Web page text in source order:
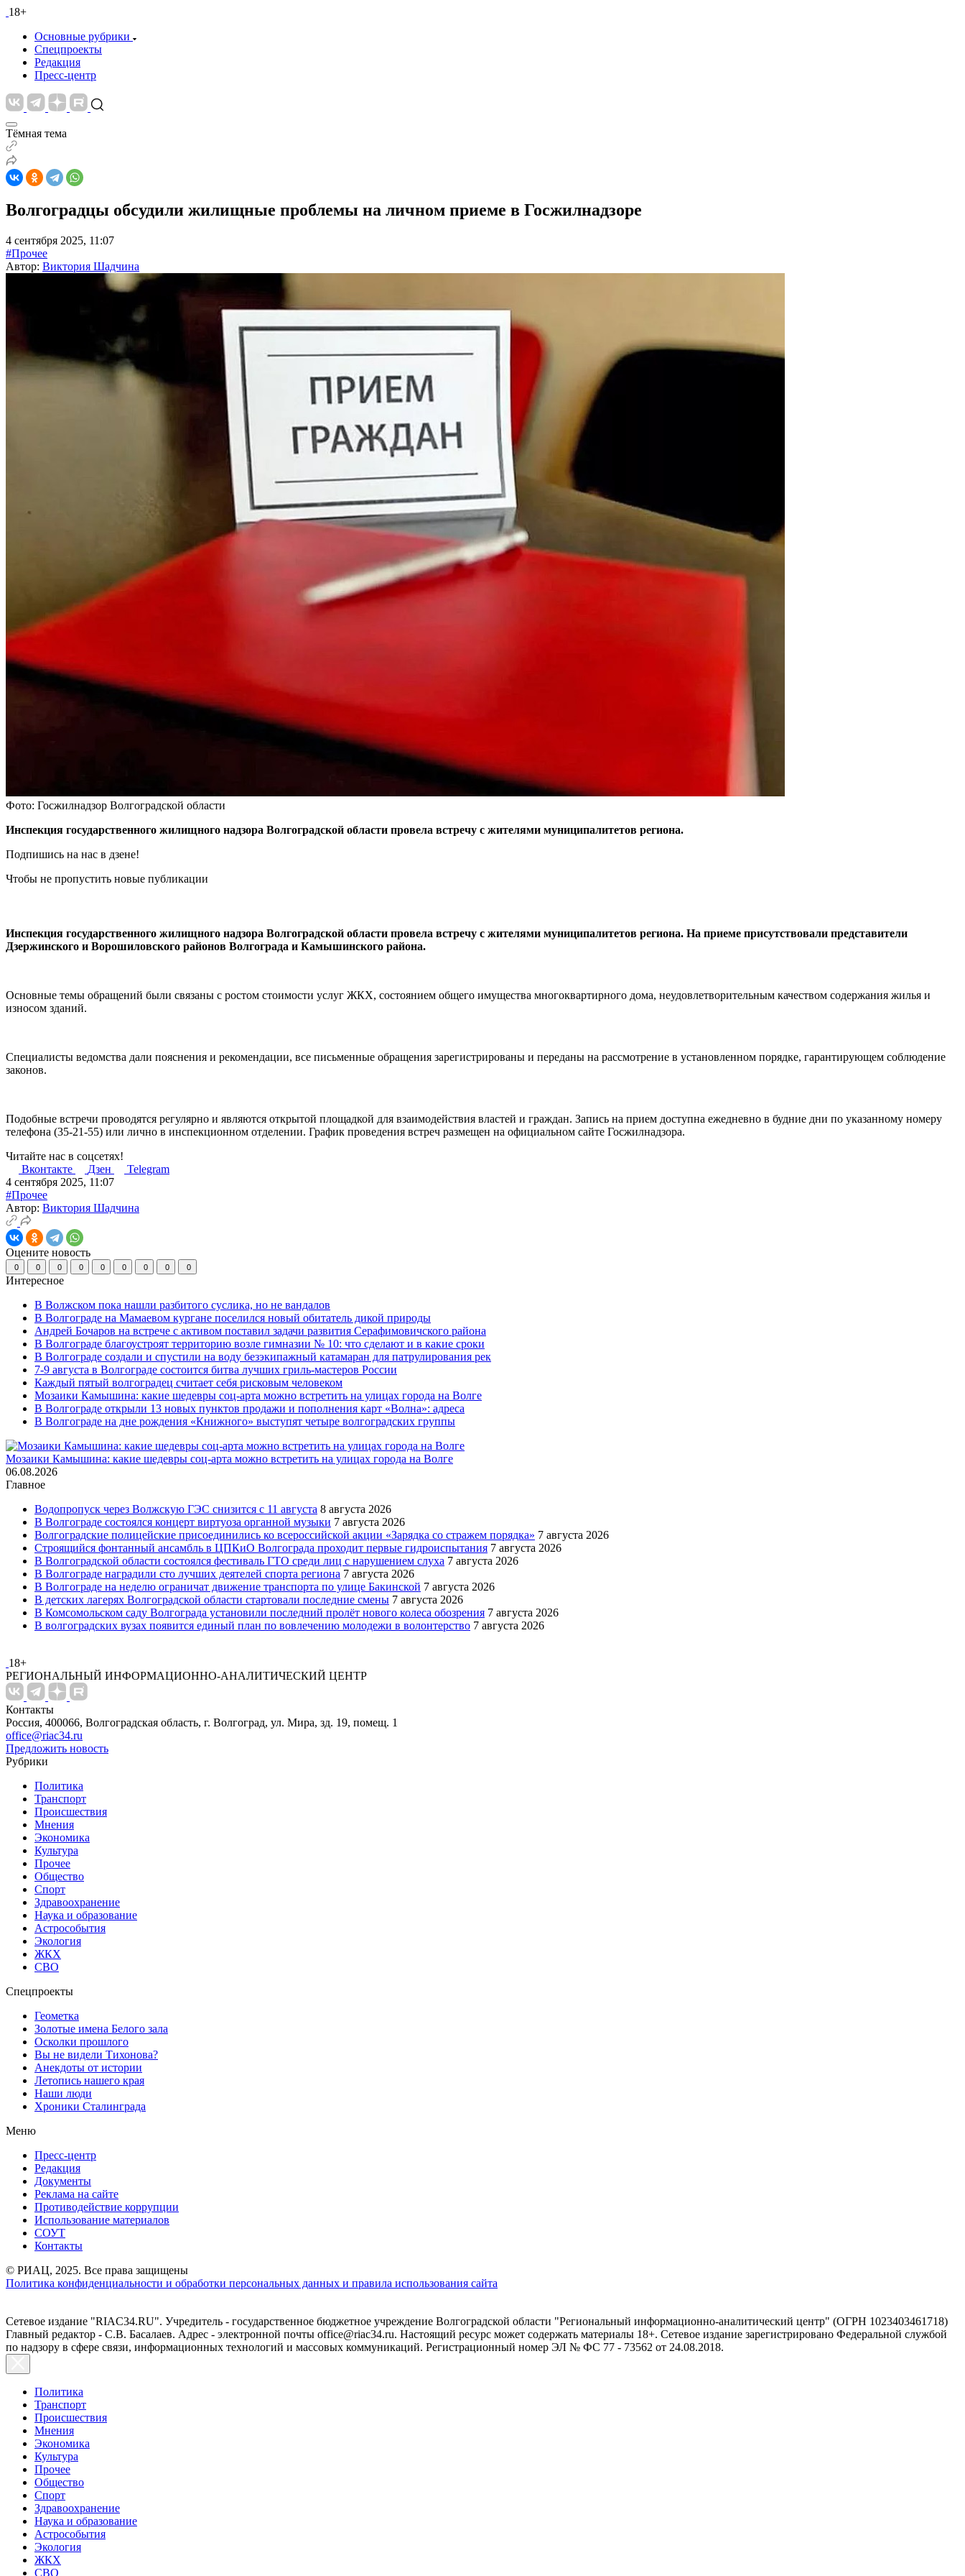
18+
Основные рубрики
Спецпроекты
Редакция
Пресс-центр
Тёмная тема
Волгоградцы обсудили жилищные проблемы на личном приеме в Госжилнадзоре
4 сентября 2025, 11:07
#Прочее
Автор: Виктория Шадчина
Фото: Госжилнадзор Волгоградской области
Инспекция государственного жилищного надзора Волгоградской области провела встречу с жителями муниципалитетов региона.
Подпишись на нас в дзене!
Чтобы не пропустить новые публикации
Инспекция государственного жилищного надзора Волгоградской области провела встречу с жителями муниципалитетов региона. На приеме присутствовали представители
Дзержинского и Ворошиловского районов Волгограда и Камышинского района.
Основные темы обращений были связаны с ростом стоимости услуг ЖКХ, состоянием общего имущества многоквартирного дома, неудовлетворительным качеством содержания жилья и
износом зданий.
Специалисты ведомства дали пояснения и рекомендации, все письменные обращения зарегистрированы и переданы на рассмотрение в установленном порядке, гарантирующем соблюдение
законов.
Подобные встречи проводятся регулярно и являются открытой площадкой для взаимодействия властей и граждан. Запись на прием доступна ежедневно в будние дни по указанному номеру
телефона (35-21-55) или лично в инспекционном отделении. График проведения встреч размещен на официальном сайте Госжилнадзора.
Читайте нас в соцсетях!
Вконтакте
Дзен
Telegram
4 сентября 2025, 11:07
#Прочее
Автор: Виктория Шадчина
Оцените новость
0 0 0 0 0 0 0 0 0
Интересное
В Волжском пока нашли разбитого суслика, но не вандалов
В Волгограде на Мамаевом кургане поселился новый обитатель дикой природы
Андрей Бочаров на встрече с активом поставил задачи развития Серафимовичского района
В Волгограде благоустроят территорию возле гимназии № 10: что сделают и в какие сроки
В Волгограде создали и спустили на воду безэкипажный катамаран для патрулирования рек
7-9 августа в Волгограде состоится битва лучших гриль-мастеров России
Каждый пятый волгоградец считает себя рисковым человеком
Мозаики Камышина: какие шедевры соц-арта можно встретить на улицах города на Волге
В Волгограде открыли 13 новых пунктов продажи и пополнения карт «Волна»: адреса
В Волгограде на дне рождения «Книжного» выступят четыре волгоградских группы
Мозаики Камышина: какие шедевры соц-арта можно встретить на улицах города на Волге
06.08.2026
Главное
Водопропуск через Волжскую ГЭС снизится с 11 августа 8 августа 2026
В Волгограде состоялся концерт виртуоза органной музыки 7 августа 2026
Волгоградские полицейские присоединились ко всероссийской акции «Зарядка со стражем порядка» 7 августа 2026
Строящийся фонтанный ансамбль в ЦПКиО Волгограда проходит первые гидроиспытания 7 августа 2026
В Волгоградской области состоялся фестиваль ГТО среди лиц с нарушением слуха 7 августа 2026
В Волгограде наградили сто лучших деятелей спорта региона 7 августа 2026
В Волгограде на неделю ограничат движение транспорта по улице Бакинской 7 августа 2026
В детских лагерях Волгоградской области стартовали последние смены 7 августа 2026
В Комсомольском саду Волгограда установили последний пролёт нового колеса обозрения 7 августа 2026
В волгоградских вузах появится единый план по вовлечению молодежи в волонтерство 7 августа 2026
18+
РЕГИОНАЛЬНЫЙ ИНФОРМАЦИОННО-АНАЛИТИЧЕСКИЙ ЦЕНТР
Контакты
Россия, 400066, Волгоградская область, г. Волгоград, ул. Мира, зд. 19, помещ. 1
office@riac34.ru
Предложить новость
Рубрики
Политика
Транспорт
Происшествия
Мнения
Экономика
Культура
Прочее
Общество
Спорт
Здравоохранение
Наука и образование
Астрособытия
Экология
ЖКХ
СВО
Спецпроекты
Геометка
Золотые имена Белого зала
Осколки прошлого
Вы не видели Тихонова?
Анекдоты от истории
Летопись нашего края
Наши люди
Хроники Сталинграда
Меню
Пресс-центр
Редакция
Документы
Реклама на сайте
Противодействие коррупции
Использование материалов
СОУТ
Контакты
© РИАЦ, 2025. Все права защищены
Политика конфиденциальности и обработки персональных данных и правила использования сайта
Сетевое издание "RIAC34.RU". Учредитель - государственное бюджетное учреждение Волгоградской области "Региональный информационно-аналитический центр" (ОГРН 1023403461718)
Главный редактор - С.В. Басалаев. Адрес - электронной почты office@riac34.ru. Настоящий ресурс может содержать материалы 18+. Сетевое издание зарегистрировано Федеральной службой
по надзору в сфере связи, информационных технологий и массовых коммуникаций. Регистрационный номер ЭЛ № ФС 77 - 73562 от 24.08.2018.
Политика
Транспорт
Происшествия
Мнения
Экономика
Культура
Прочее
Общество
Спорт
Здравоохранение
Наука и образование
Астрособытия
Экология
ЖКХ
СВО